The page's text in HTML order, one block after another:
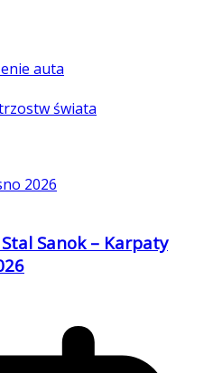
auta
świata
Sanok – Karpaty